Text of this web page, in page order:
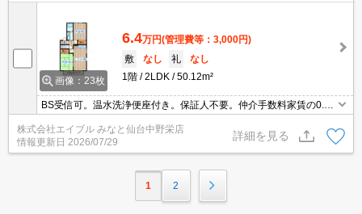
画像：23枚
6.4万円(管理費等：3,000円)
敷
なし 礼
なし
1階
2LDK 50.12m²
BS受信可。温水洗浄便座付き。保証人不要。仲介手数料家賃の0.55
ヵ月分。初期費用カード払い可。保証会社加入要(初回35,000円、月
額総支払額の1％+800円/月)。
株式会社エイブル みなと仙台中野栄店
情報更新日 2026/07/29
詳細を見る
1 2